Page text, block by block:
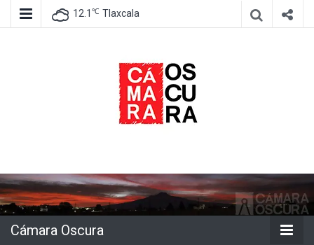
12.1 ℃ Tlaxcala
Cámara
Oscura
Cámara Oscura